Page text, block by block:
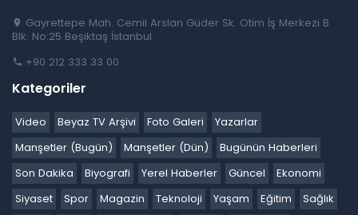
Gayrettepe Mah. Cemil Arslan Güder Sk. Otim İş Merkezi B
Blk. No:25 Beşiktaş İstanbul
+90 212 333 33 00
Kategoriler
Video Beyaz TV Arşivi Foto Galeri
Yazarlar
Manşetler (Bugün)
Manşetler (Dün)
Bugünün Haberleri
Son Dakika
Biyografi Yerel Haberler Güncel
Ekonomi
Siyaset
Spor Magazin Teknoloji Yaşam Eğitim
Sağlık